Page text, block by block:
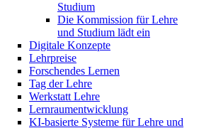
Studium
Die Kommission für Lehre
und Studium lädt ein
Digitale Konzepte
Lehrpreise
Forschendes Lernen
Tag der Lehre
Werkstatt Lehre
Lernraumentwicklung
KI-basierte Systeme für Lehre und